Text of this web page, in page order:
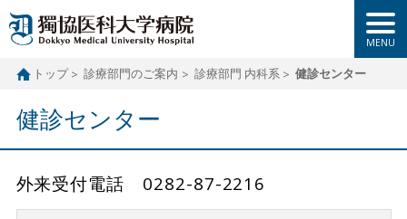
トップ 診療部門のご案内 診療部門 内科系 健診センター
健診センター
外来受付電話 0282-87-2216